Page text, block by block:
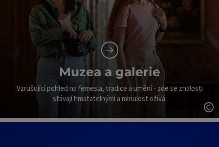
Muzea a galerie
Vzrušující pohled na řemesla, tradice a umění - zde se znalosti
stávají hmatatelnými a minulost ožívá.